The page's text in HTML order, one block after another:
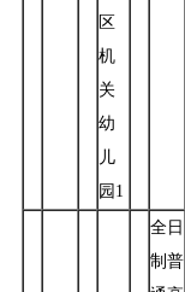
区
机
关
幼
儿
园1
全日
制普